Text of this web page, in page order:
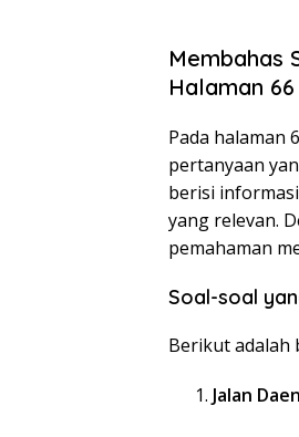
Membahas
Halaman 66
Pada halaman
pertanyaan
berisi
yang relevan.
pemahaman
Soal-soal
Berikut adalah
Jalan